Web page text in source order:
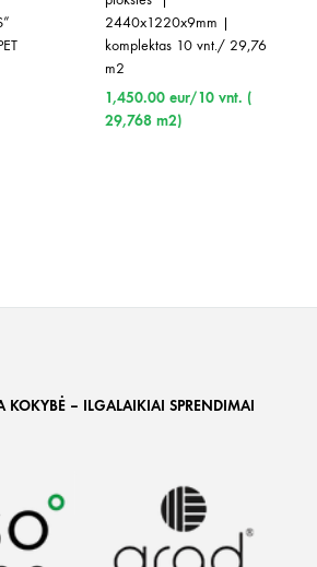
2440x1220x9mm |
komplektas 10 vnt./ 29,76
m2
1,450.00 eur/10 vnt. (
29,768 m2)
KOKYBĖ – ILGALAIKIAI SPRENDIMAI